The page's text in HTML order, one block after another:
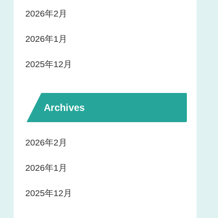
2026年2月
2026年1月
2025年12月
Archives
2026年2月
2026年1月
2025年12月